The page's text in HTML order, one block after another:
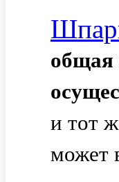
общая
и тот
может